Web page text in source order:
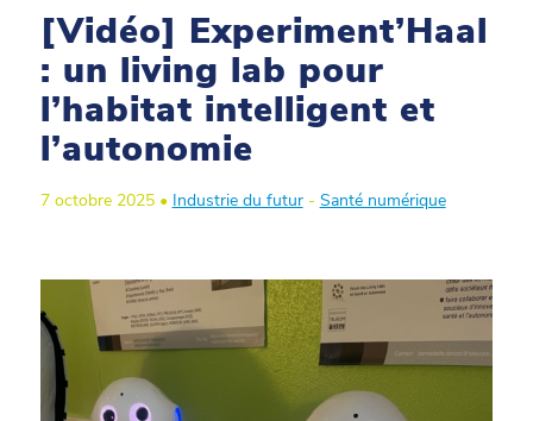
[Vidéo] Experiment’Haal
: un living lab pour
l’habitat intelligent et
l’autonomie
7 octobre 2025 • Industrie du futur- Santé numérique